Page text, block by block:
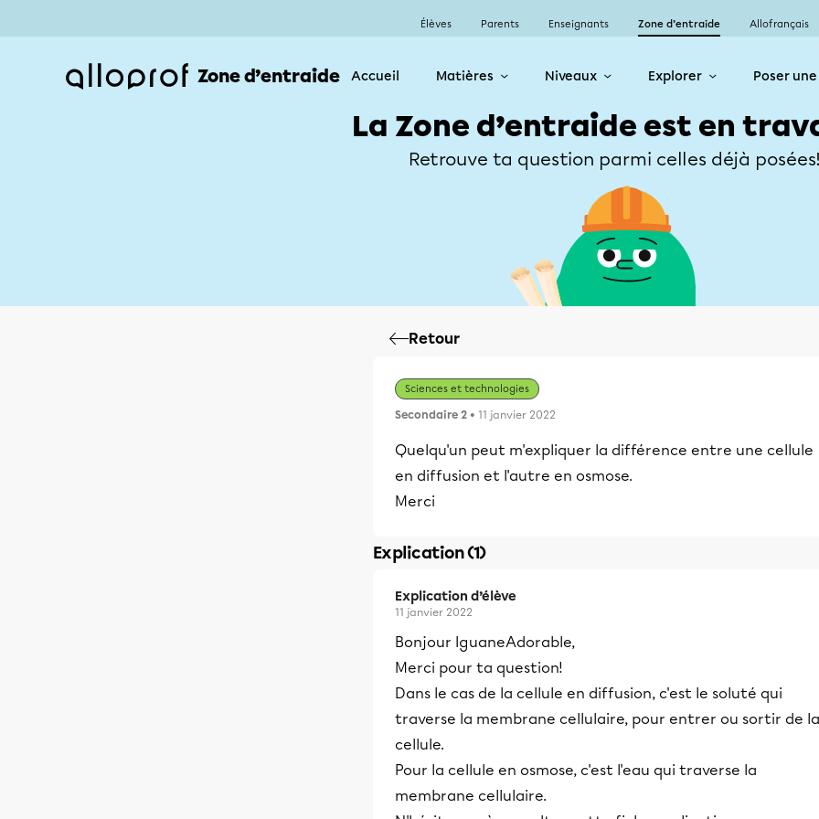
Élèves Parents Enseignants Zone d’entraide Allofrançais
Zone d’entraide Accueil Matières Niveaux Explorer Poser
La Zone d’entraide est en
Retrouve ta question parmi celles déjà
Retour
Sciences et technologies
Secondaire 2 • 11 janvier 2022
Quelqu'un peut m'expliquer la différence entre une cellule
en diffusion et l'autre en osmose.
Merci
Explication (1)
Explication d’élève
11 janvier 2022
Bonjour IguaneAdorable,
Merci pour ta question!
Dans le cas de la cellule en diffusion, c'est le soluté qui
traverse la membrane cellulaire, pour entrer ou sortir de la
cellule.
Pour la cellule en osmose, c'est l'eau qui traverse la
membrane cellulaire.